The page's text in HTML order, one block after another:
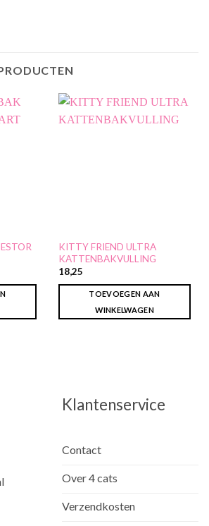
KITTY FRIEND ULTRA
KATTENBAKVULLING
18,25
TOEVOEGEN AAN
WINKELWAGEN
Klantenservice
Contact
Over 4 cats
Verzendkosten